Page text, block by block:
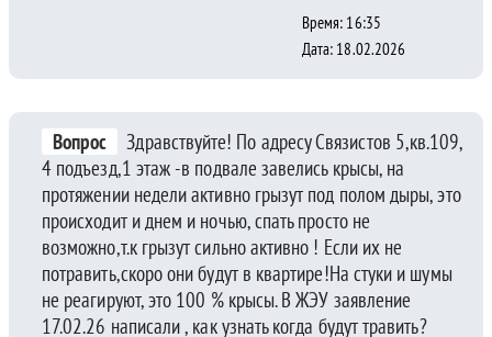
Время: 16:35
Дата: 18.02.2026
Вопрос
Здравствуйте! По адресу Связистов 5,кв.109,
4 подъезд,1 этаж -в подвале завелись крысы, на
протяжении недели активно грызут под полом дыры, это
происходит и днем и ночью, спать просто не
возможно,т.к грызут сильно активно ! Если их не
потравить,скоро они будут в квартире!На стуки и шумы
не реагируют, это 100 % крысы. В ЖЭУ заявление
17.02.26 написали , как узнать когда будут травить?